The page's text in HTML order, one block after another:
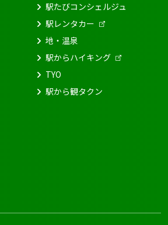
駅たびコンシェルジュ
駅レンタカー
地・温泉
駅からハイキング
TYO
駅から観タクン